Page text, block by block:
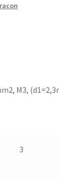
M3,
3